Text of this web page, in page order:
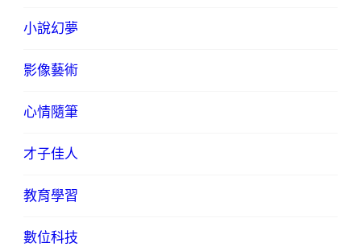
小說幻夢
影像藝術
心情隨筆
才子佳人
教育學習
數位科技